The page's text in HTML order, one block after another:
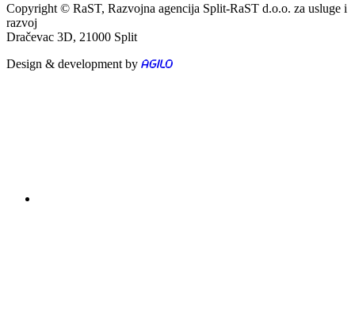
Copyright © RaST, Razvojna agencija Split-RaST d.o.o. za usluge i
razvoj
Dračevac 3D, 21000 Split
Design & development by